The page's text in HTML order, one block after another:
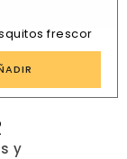
frescor
y